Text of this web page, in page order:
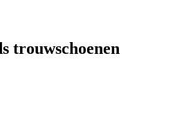
trouwschoenen